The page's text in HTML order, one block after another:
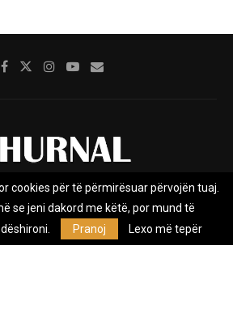
Impresumi Marketing
Kontakt
Privacy Policy
e Lajmeve e pavarur, e themeluar në vitin
cookies për të përmirësuar përvojën tuaj.
se jeni dakord me këtë, por mund të
Pranoj Lexo më tepër